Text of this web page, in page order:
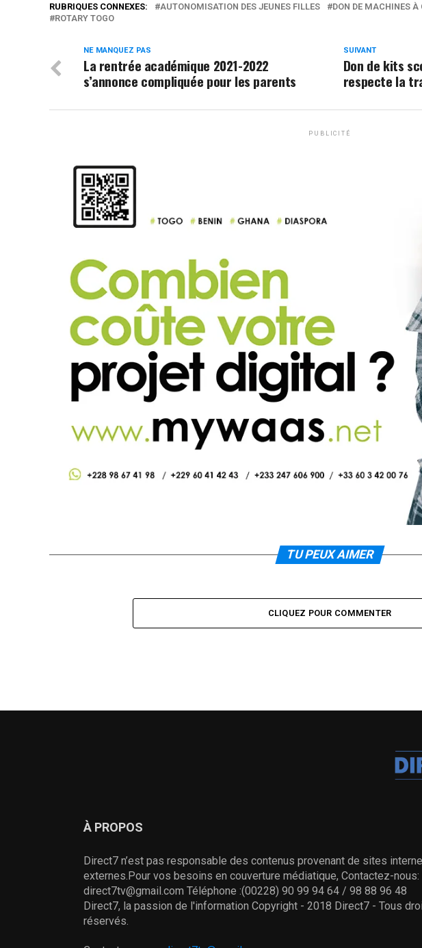
RUBRIQUES CONNEXES: AUTONOMISATION DES JEUNES FILLES DON DE MACHINES À
ROTARY TOGO
SUIVANT
Don de kits
respecte la
NE MANQUEZ PAS
La rentrée académique 2021-2022
s’annonce compliquée pour les parents
PUBLICITÉ
TU PEUX AIMER
CLIQUEZ POUR COMMENTER
À PROPOS
Direct7 n’est pas responsable des contenus provenant de sites
externes.Pour vos besoins en couverture médiatique, Contactez-nous:
direct7tv@gmail.com Téléphone :(00228) 90 99 94 64 / 98 88 96 48
Direct7, la passion de l'information Copyright - 2018 Direct7 - Tous
réservés.